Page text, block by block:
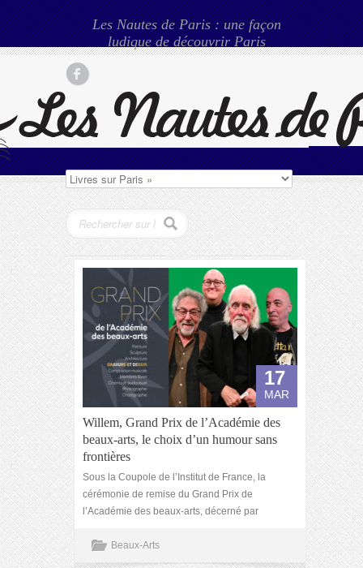
Les Nautes de Paris : une façon
ludique de découvrir Paris
17
MAR
Willem, Grand Prix de l’Académie des
beaux-arts, le choix d’un humour sans
frontières
Sous la Coupole de l’Institut de France, la
cérémonie de remise du Grand Prix de
l’Académie des beaux-arts, décerné par
Beaux-Arts